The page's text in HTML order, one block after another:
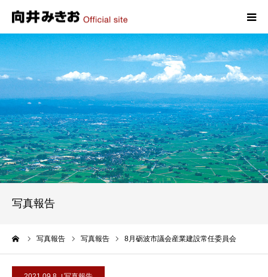
写真報告
写真報告 写真報告 8月砺波市議会産業建設常任委員会
HOME
プロフィール
政策
活動報告